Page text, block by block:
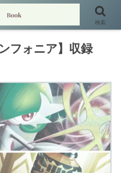
フォニア】収録
検索